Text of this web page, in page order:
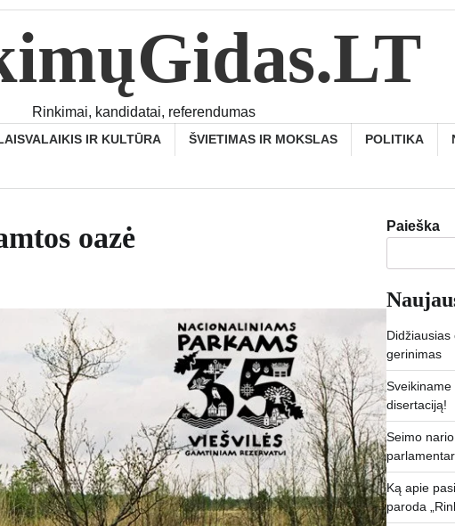
Rinkimai, kandidatai, referendumas
IR KULTŪRA ŠVIETIMAS IR MOKSLAS POLITIKA
oazė Paieška
gerinimas
Sveikiname
disertaciją!
Seimo
Ką apie
paroda